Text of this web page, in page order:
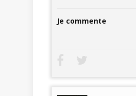
Je commente